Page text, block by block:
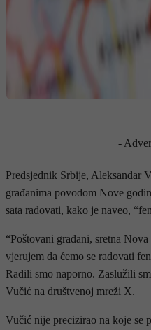
-
Predsjednik Srbije, Aleksandar
građanima povodom Nove
sata radovati, kako je naveo,
“Poštovani građani, sretna
vjerujem da ćemo se radovati
Radili smo naporno. Zaslužili
Vučić na društvenoj mreži X.
Vučić nije precizirao na koje se